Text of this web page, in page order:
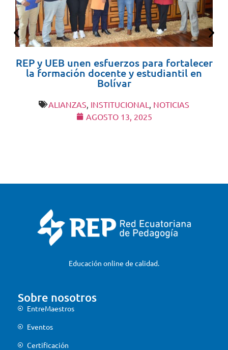
REP y UEB unen esfuerzos para fortalecer
la formación docente y estudiantil en
Bolívar
ALIANZAS INSTITUCIONAL
NOTICIAS
AGOSTO 13, 2025
Educación online de calidad.
Sobre nosotros
EntreMaestros
Eventos
Certificación